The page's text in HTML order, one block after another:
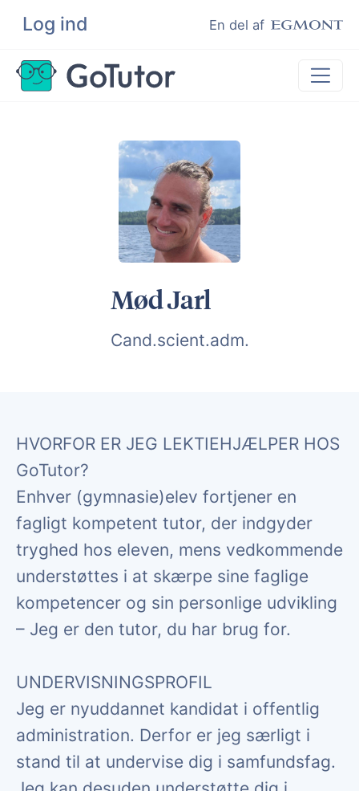
Log ind En del af
Søg
Lektiehjælp
Eksamenshjælp
Hjælp til ordblinde
Kundeudtalelser
Undervisere
Mød Jarl
Cand.scient.adm.
HVORFOR ER JEG LEKTIEHJÆLPER HOS
GoTutor?
Enhver (gymnasie)elev fortjener en
fagligt kompetent tutor, der indgyder
tryghed hos eleven, mens vedkommende
understøttes i at skærpe sine faglige
kompetencer og sin personlige udvikling
– Jeg er den tutor, du har brug for.
UNDERVISNINGSPROFIL
Jeg er nyuddannet kandidat i offentlig
administration. Derfor er jeg særligt i
stand til at undervise dig i samfundsfag.